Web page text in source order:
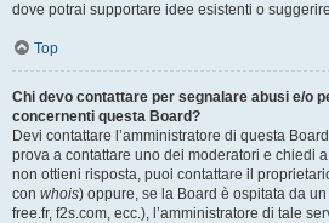
dove potrai supportare idee esistenti o
Top
Chi devo contattare per segnalare abusi e/o
concernenti questa Board?
Devi contattare l’amministratore di questa
prova a contattare uno dei moderatori e chiedi
non ottieni risposta, puoi contattare il
con whois) oppure, se la Board è ospitata da
free.fr, f2s.com, ecc.), l’amministratore di tale